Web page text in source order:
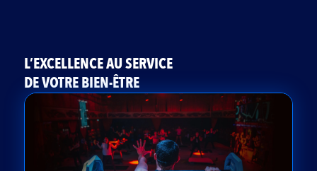
L’EXCELLENCE AU SERVICE
DE VOTRE BIEN-ÊTRE